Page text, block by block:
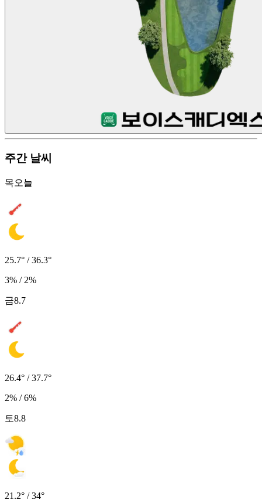
주간 날씨
목오늘
25.7° / 36.3°
3% / 2%
금8.7
26.4° / 37.7°
2% / 6%
토8.8
21.2° / 34°